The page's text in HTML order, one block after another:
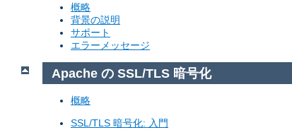
概略
背景の説明
サポート
エラーメッセージ
Apache の SSL/TLS 暗号化
概略
SSL/TLS 暗号化: 入門